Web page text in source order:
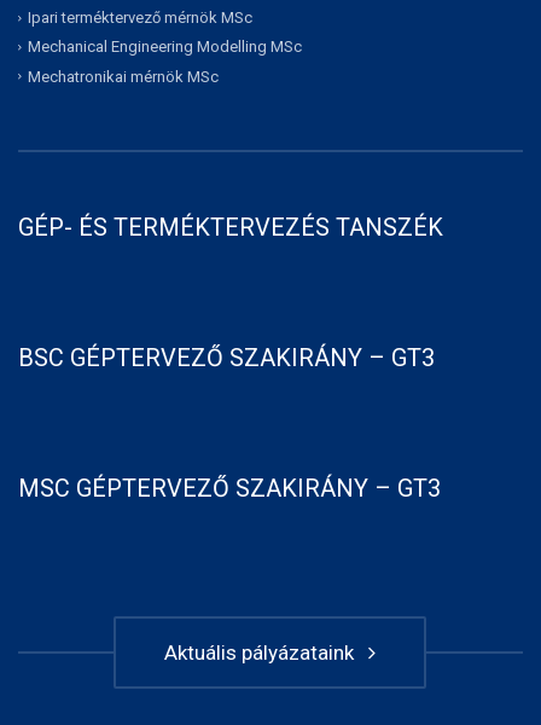
Ipari terméktervező mérnök MSc
Mechanical Engineering Modelling MSc
Mechatronikai mérnök MSc
GÉP- ÉS TERMÉKTERVEZÉS TANSZÉK
BSC GÉPTERVEZŐ SZAKIRÁNY – GT3
MSC GÉPTERVEZŐ SZAKIRÁNY – GT3
Aktuális pályázataink